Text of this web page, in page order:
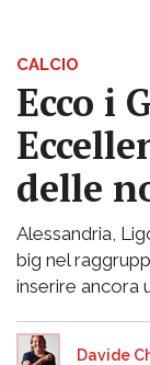
CALCIO
Ecco i
delle
Alessandria,
big nel
inserire ancora
Davide